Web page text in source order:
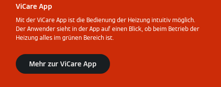
ViCare App
Mit der ViCare App ist die Bedienung der Heizung intuitiv möglich.
Der Anwender sieht in der App auf einen Blick, ob beim Betrieb der
Heizung alles im grünen Bereich ist.
Mehr zur ViCare App